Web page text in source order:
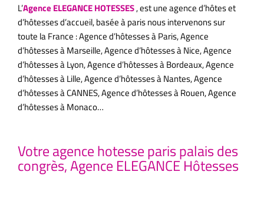
L’Agence ELEGANCE HOTESSES, est une agence d’hôtes et
d’hôtesses d’accueil, basée à paris nous intervenons sur
toute la France : Agence d’hôtesses à Paris, Agence
d’hôtesses à Marseille, Agence d’hôtesses à Nice, Agence
d’hôtesses à Lyon, Agence d’hôtesses à Bordeaux, Agence
d’hôtesses à Lille, Agence d’hôtesses à Nantes, Agence
d’hôtesses à CANNES, Agence d’hôtesses à Rouen, Agence
d’hôtesses à Monaco…
Votre agence hotesse paris palais des
congrès, Agence ELEGANCE Hôtesses